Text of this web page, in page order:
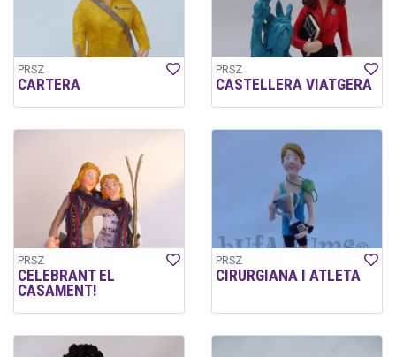
PRSZ
CARTERA
PRSZ
CASTELLERA VIATGERA
PRSZ
CELEBRANT EL
CASAMENT!
PRSZ
CIRURGIANA I ATLETA